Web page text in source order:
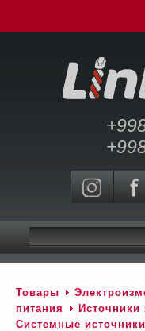
Товары
питания
Источники
Системные